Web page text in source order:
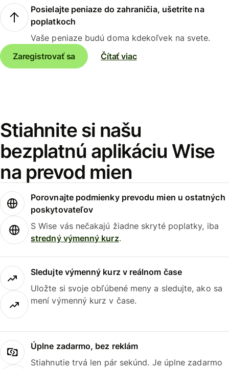
Posielajte peniaze do zahraničia, ušetrite na
poplatkoch
Vaše peniaze budú doma kdekoľvek na svete.
Zaregistrovať sa
Čítať viac
Stiahnite si našu
bezplatnú aplikáciu Wise
na prevod mien
Porovnajte podmienky prevodu mien u ostatných
poskytovateľov
S Wise vás nečakajú žiadne skryté poplatky, iba
stredný výmenný kurz.
Sledujte výmenný kurz v reálnom čase
Uložte si svoje obľúbené meny a sledujte, ako sa
mení výmenný kurz v čase.
Úplne zadarmo, bez reklám
Stiahnutie trvá len pár sekúnd. Je úplne zadarmo